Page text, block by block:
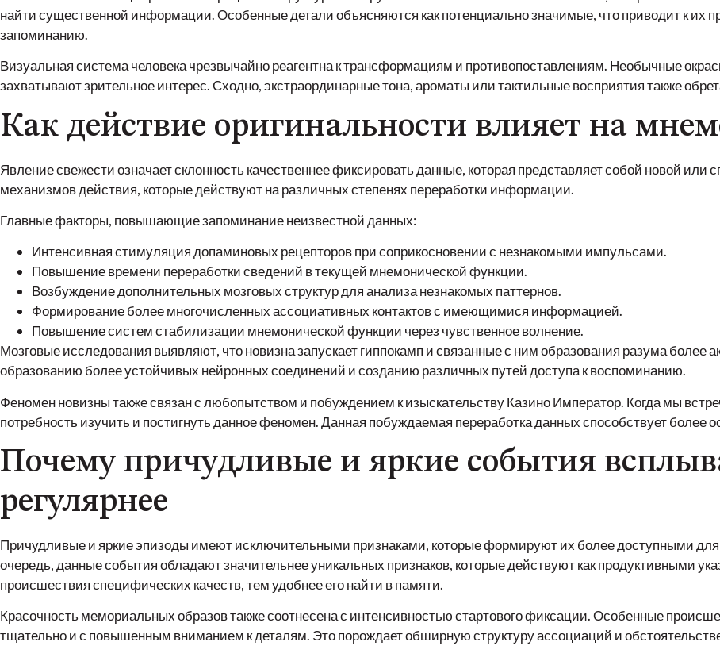
найти существенной информации. Особенные детали объясняются как потенциально значимые, что приводит к
запоминанию.
Визуальная система человека чрезвычайно реагентна к трансформациям и противопоставлениям. Необычные
захватывают зрительное интерес. Сходно, экстраординарные тона, ароматы или тактильные восприятия также
Как действие оригинальности влияет на
Явление свежести означает склонность качественнее фиксировать данные, которая представляет собой новой или
механизмов действия, которые действуют на различных степенях переработки информации.
Главные факторы, повышающие запоминание неизвестной данных:
Интенсивная стимуляция допаминовых рецепторов при соприкосновении с незнакомыми импульсами.
Повышение времени переработки сведений в текущей мнемонической функции.
Возбуждение дополнительных мозговых структур для анализа незнакомых паттернов.
Формирование более многочисленных ассоциативных контактов с имеющимися информацией.
Повышение систем стабилизации мнемонической функции через чувственное волнение.
Мозговые исследования выявляют, что новизна запускает гиппокамп и связанные с ним образования разума более
образованию более устойчивых нейронных соединений и созданию различных путей доступа к воспоминанию.
Феномен новизны также связан с любопытством и побуждением к изыскательству Казино Император. Когда мы
потребность изучить и постигнуть данное феномен. Данная побуждаемая переработка данных способствует
Почему причудливые и яркие события
регулярнее
Причудливые и яркие эпизоды имеют исключительными признаками, которые формируют их более доступными
очередь, данные события обладают значительнее уникальных признаков, которые действуют как продуктивными
происшествия специфических качеств, тем удобнее его найти в памяти.
Красочность мемориальных образов также соотнесена с интенсивностью стартового фиксации. Особенные
тщательно и с повышенным вниманием к деталям. Это порождает обширную структуру ассоциаций и